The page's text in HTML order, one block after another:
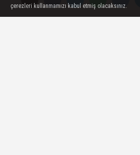
Arabica Coffee House
çerezleri kullanmamızı kabul etmiş olacaksınız.